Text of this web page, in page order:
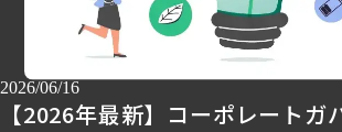
2026/06/16
【2026年最新】コーポレートガ